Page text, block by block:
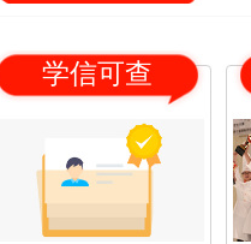
学信可查
21